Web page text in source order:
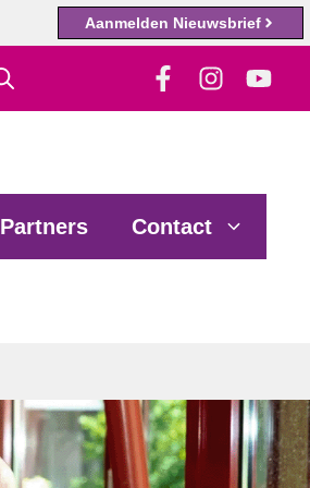
Aanmelden Nieuwsbrief
Partners Contact